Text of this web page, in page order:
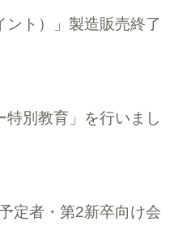
ント）」製造販売終了
特別教育」を行いまし
定者・第2新卒向け会